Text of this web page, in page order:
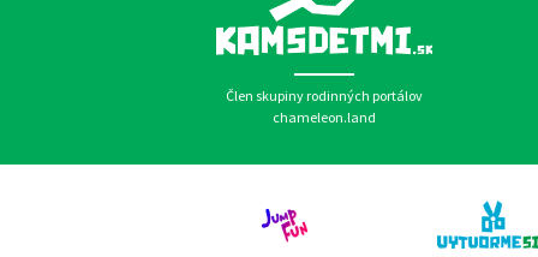
Člen skupiny rodinných portálov
chameleon.land